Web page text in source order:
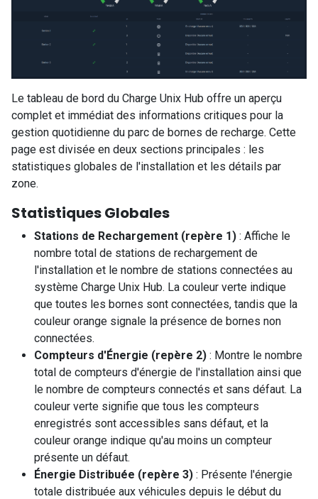
Le tableau de bord du Charge Unix Hub offre un aperçu
complet et immédiat des informations critiques pour la
gestion quotidienne du parc de bornes de recharge. Cette
page est divisée en deux sections principales : les
statistiques globales de l'installation et les détails par
zone.
Statistiques Globales
Stations de Rechargement (repère 1) : Affiche le
nombre total de stations de rechargement de
l'installation et le nombre de stations connectées au
système Charge Unix Hub. La couleur verte indique
que toutes les bornes sont connectées, tandis que la
couleur orange signale la présence de bornes non
connectées.
Compteurs d'Énergie (repère 2) : Montre le nombre
total de compteurs d'énergie de l'installation ainsi que
le nombre de compteurs connectés et sans défaut. La
couleur verte signifie que tous les compteurs
enregistrés sont accessibles sans défaut, et la
couleur orange indique qu'au moins un compteur
présente un défaut.
Énergie Distribuée (repère 3) : Présente l'énergie
totale distribuée aux véhicules depuis le début du